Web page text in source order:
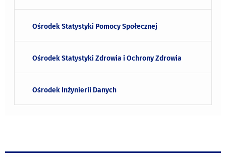
Ośrodek Statystyki Pomocy Społecznej
Ośrodek Statystyki Zdrowia i Ochrony Zdrowia
Ośrodek Inżynierii Danych